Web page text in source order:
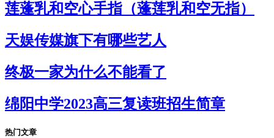
莲蓬乳和空心手指（蓬莲乳和空无指）
天娱传媒旗下有哪些艺人
终极一家为什么不能看了
绵阳中学2023高三复读班招生简章
热门文章